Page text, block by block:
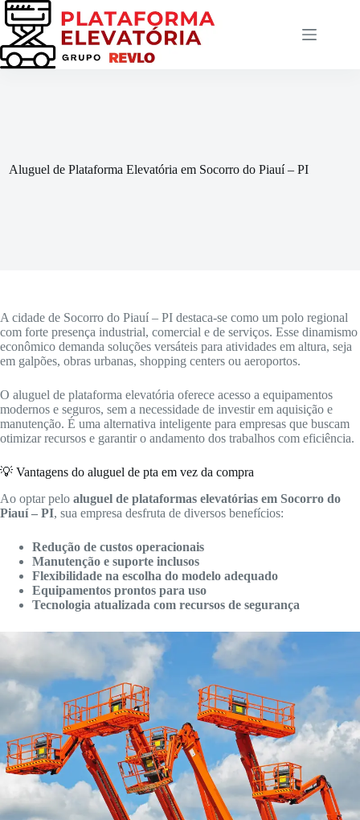
Pular
para
conteúdo
Aluguel de Plataforma Elevatória em Socorro do Piauí – PI
A cidade de Socorro do Piauí – PI destaca-se como um polo regional
com forte presença industrial, comercial e de serviços. Esse dinamismo
econômico demanda soluções versáteis para atividades em altura, seja
em galpões, obras urbanas, shopping centers ou aeroportos.
O aluguel de plataforma elevatória oferece acesso a equipamentos
modernos e seguros, sem a necessidade de investir em aquisição e
manutenção. É uma alternativa inteligente para empresas que buscam
otimizar recursos e garantir o andamento dos trabalhos com eficiência.
💡 Vantagens do aluguel de pta em vez da compra
Ao optar pelo aluguel de plataformas elevatórias em Socorro do
Piauí – PI, sua empresa desfruta de diversos benefícios:
Redução de custos operacionais
Manutenção e suporte inclusos
Flexibilidade na escolha do modelo adequado
Equipamentos prontos para uso
Tecnologia atualizada com recursos de segurança